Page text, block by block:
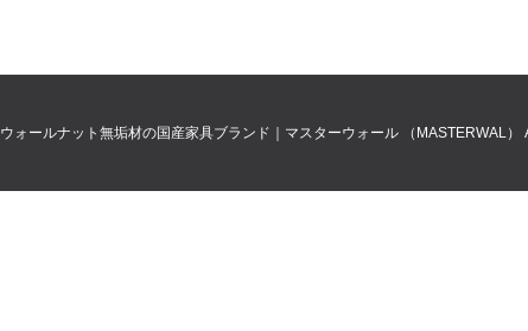
ウォールナット無垢材の国産家具ブランド｜マスターウォール （MASTERWAL）